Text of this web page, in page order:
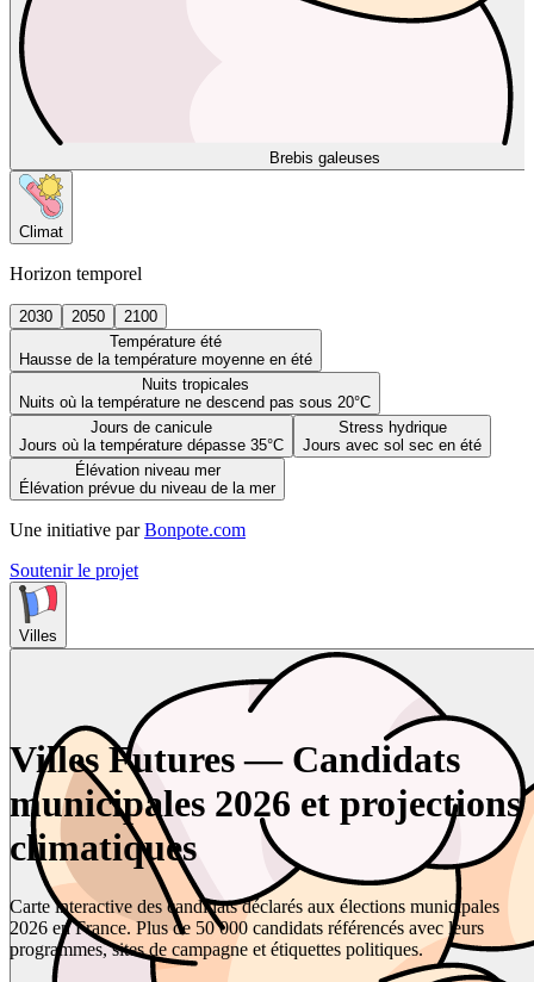
Brebis galeuses
Climat
Horizon temporel
2030 2050
2100
Température été
Hausse de la température moyenne en été
Nuits tropicales
Nuits où la température ne descend pas sous 20°C
Jours de canicule
Jours où la température dépasse 35°C
Stress hydrique
Jours avec sol sec en été
Élévation niveau mer
Élévation prévue du niveau de la mer
Une initiative par Bonpote.com
Soutenir le projet
Villes
Villes Futures — Candidats
municipales 2026 et projections
climatiques
Carte interactive des candidats déclarés aux élections municipales
2026 en France. Plus de 50 000 candidats référencés avec leurs
programmes, sites de campagne et étiquettes politiques.